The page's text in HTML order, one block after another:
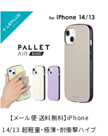
【メール便 送料無料】iPhone
14/13 超軽量・極薄・耐衝撃ハイブ